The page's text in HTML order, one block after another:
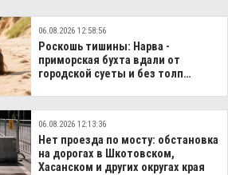
06.08.2026 12:58:56
Роскошь тишины: Нарва -
приморская бухта вдали от
городской суеты и без толп
06.08.2026 12:13:36
Нет проезда по мосту: обстановка
на дорогах в Шкотовском,
Хасанском и других округах края